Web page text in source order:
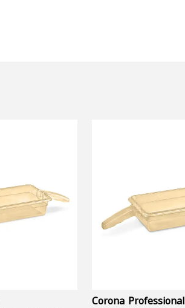
Corona Professional